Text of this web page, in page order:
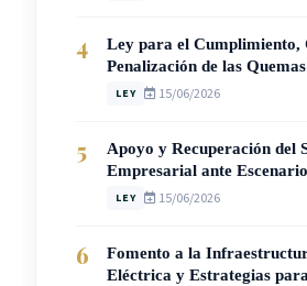
4
Ley para el Cumplimiento,
Penalización de las
Aptitud Agrícola y
LEY 15/06/2026
5
Apoyo y Recuperación del
Empresarial ante
Vulnerabilidad en Costa
LEY 15/06/2026
6
Fomento a la
Eléctrica y Estrategias